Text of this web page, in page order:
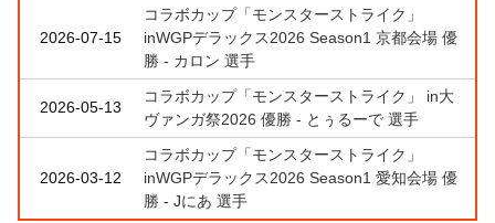
2026-07-15
コラボカップ「モンスターストライク」
inWGPデラックス2026 Season1 京都会場 優
勝 - カロン 選手
2026-05-13
コラボカップ「モンスターストライク」 in大
ヴァンガ祭2026 優勝 - とぅるーで 選手
2026-03-12
コラボカップ「モンスターストライク」
inWGPデラックス2026 Season1 愛知会場 優
勝 - Jにあ 選手